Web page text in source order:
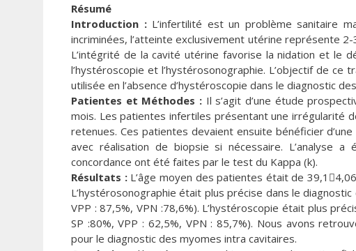
Résumé
Introduction :L’infertilité est un problème sanitaire
incriminées, l’atteinte exclusivement utérine représente
L’intégrité de la cavité utérine favorise la nidation et le
l’hystéroscopie et l’hystérosonographie. L’objectif de
utilisée en l’absence d’hystéroscopie dans le diagnostic
Patientes et Méthodes :Il s’agit d’une étude
mois. Les patientes infertiles présentant une irrégularité
retenues. Ces patientes devaient ensuite bénéficier
avec réalisation de biopsie si nécessaire. L’analyse
concordance ont été faites par le test du Kappa (k).
Résultats :L’âge moyen des patientes était de
L’hystérosonographie était plus précise dans le
VPP : 87,5%, VPN :78,6%). L’hystéroscopie était plus
SP :80%, VPP : 62,5%, VPN : 85,7%). Nous avons
pour le diagnostic des myomes intra cavitaires.